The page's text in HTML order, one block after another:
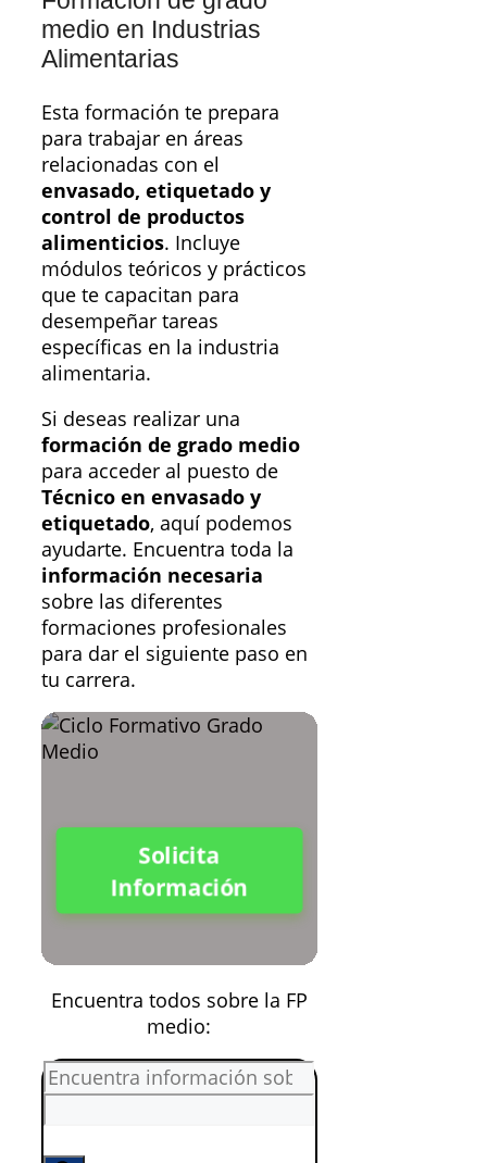
medio en Industrias
Alimentarias
Esta formación te prepara
para trabajar en áreas
relacionadas con el
envasado, etiquetado y
control de productos
alimenticios. Incluye
módulos teóricos y prácticos
que te capacitan para
desempeñar tareas
específicas en la industria
alimentaria.
Si deseas realizar una
formación de grado medio
para acceder al puesto de
Técnico en envasado y
etiquetado, aquí podemos
ayudarte. Encuentra toda la
información necesaria
sobre las diferentes
formaciones profesionales
para dar el siguiente paso en
tu carrera.
Solicita
Información
Encuentra todos sobre la FP
medio: